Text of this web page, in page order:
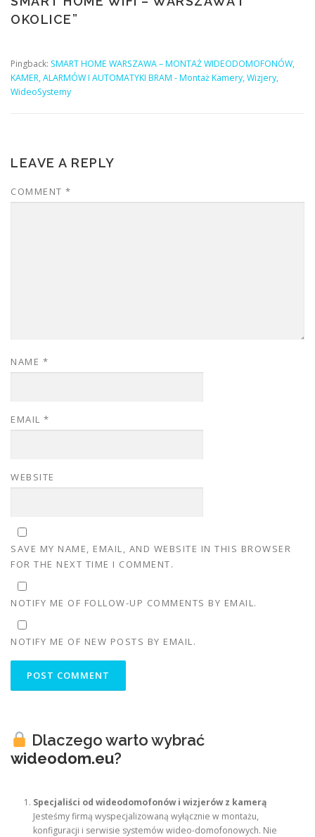
OKOLICE”
Pingback: SMART HOME WARSZAWA – MONTAŻ WIDEODOMOFONÓW,
KAMER, ALARMÓW I AUTOMATYKI BRAM - Montaż Kamery, Wizjery,
WideoSystemy
LEAVE A REPLY
COMMENT *
NAME *
EMAIL *
WEBSITE
SAVE MY NAME, EMAIL, AND WEBSITE IN THIS BROWSER
FOR THE NEXT TIME I COMMENT.
NOTIFY ME OF FOLLOW-UP COMMENTS BY EMAIL.
NOTIFY ME OF NEW POSTS BY EMAIL.
Dlaczego warto wybrać
wideodom.eu?
Specjaliści od wideodomofonów i wizjerów z kamerą
Jesteśmy firmą wyspecjalizowaną wyłącznie w montażu,
konfiguracji i serwisie systemów wideo-domofonowych. Nie